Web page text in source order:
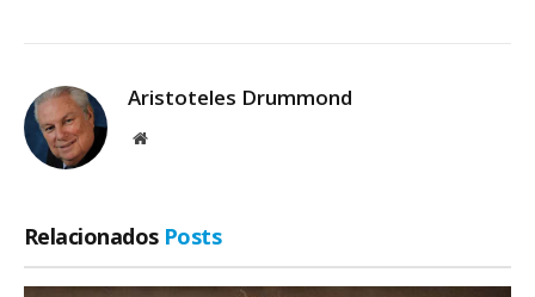
Aristoteles Drummond
Site
Relacionados Posts